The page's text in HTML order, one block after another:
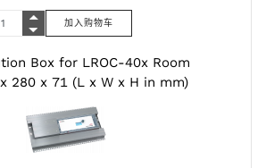
Box for LROC-40x Room
280 x 71 (L x W x H in mm)